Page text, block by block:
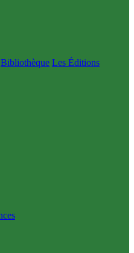
Bibliothèque Les Éditions